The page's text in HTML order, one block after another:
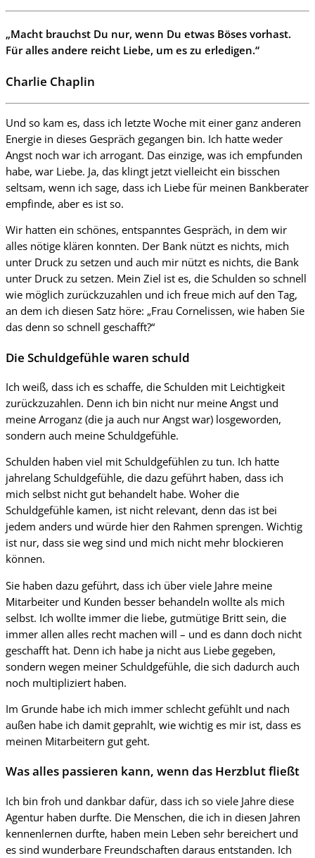
„Macht brauchst Du nur, wenn Du etwas Böses vorhast.
Für alles andere reicht Liebe, um es zu erledigen.“
Charlie Chaplin
Und so kam es, dass ich letzte Woche mit einer ganz anderen
Energie in dieses Gespräch gegangen bin. Ich hatte weder
Angst noch war ich arrogant. Das einzige, was ich empfunden
habe, war Liebe. Ja, das klingt jetzt vielleicht ein bisschen
seltsam, wenn ich sage, dass ich Liebe für meinen Bankberater
empfinde, aber es ist so.
Wir hatten ein schönes, entspanntes Gespräch, in dem wir
alles nötige klären konnten. Der Bank nützt es nichts, mich
unter Druck zu setzen und auch mir nützt es nichts, die Bank
unter Druck zu setzen. Mein Ziel ist es, die Schulden so schnell
wie möglich zurückzuzahlen und ich freue mich auf den Tag,
an dem ich diesen Satz höre: „Frau Cornelissen, wie haben Sie
das denn so schnell geschafft?“
Die Schuldgefühle waren schuld
Ich weiß, dass ich es schaffe, die Schulden mit Leichtigkeit
zurückzuzahlen. Denn ich bin nicht nur meine Angst und
meine Arroganz (die ja auch nur Angst war) losgeworden,
sondern auch meine Schuldgefühle.
Schulden haben viel mit Schuldgefühlen zu tun. Ich hatte
jahrelang Schuldgefühle, die dazu geführt haben, dass ich
mich selbst nicht gut behandelt habe. Woher die
Schuldgefühle kamen, ist nicht relevant, denn das ist bei
jedem anders und würde hier den Rahmen sprengen. Wichtig
ist nur, dass sie weg sind und mich nicht mehr blockieren
können.
Sie haben dazu geführt, dass ich über viele Jahre meine
Mitarbeiter und Kunden besser behandeln wollte als mich
selbst. Ich wollte immer die liebe, gutmütige Britt sein, die
immer allen alles recht machen will – und es dann doch nicht
geschafft hat. Denn ich habe ja nicht aus Liebe gegeben,
sondern wegen meiner Schuldgefühle, die sich dadurch auch
noch multipliziert haben.
Im Grunde habe ich mich immer schlecht gefühlt und nach
außen habe ich damit geprahlt, wie wichtig es mir ist, dass es
meinen Mitarbeitern gut geht.
Was alles passieren kann, wenn das Herzblut fließt
Ich bin froh und dankbar dafür, dass ich so viele Jahre diese
Agentur haben durfte. Die Menschen, die ich in diesen Jahren
kennenlernen durfte, haben mein Leben sehr bereichert und
es sind wunderbare Freundschaften daraus entstanden. Ich